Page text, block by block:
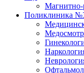
Магнитно-
Поликлиника